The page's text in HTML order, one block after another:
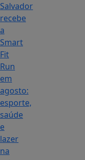
Salvador
recebe
a
Smart
Fit
Run
em
agosto:
esporte,
saúde
e
lazer
na